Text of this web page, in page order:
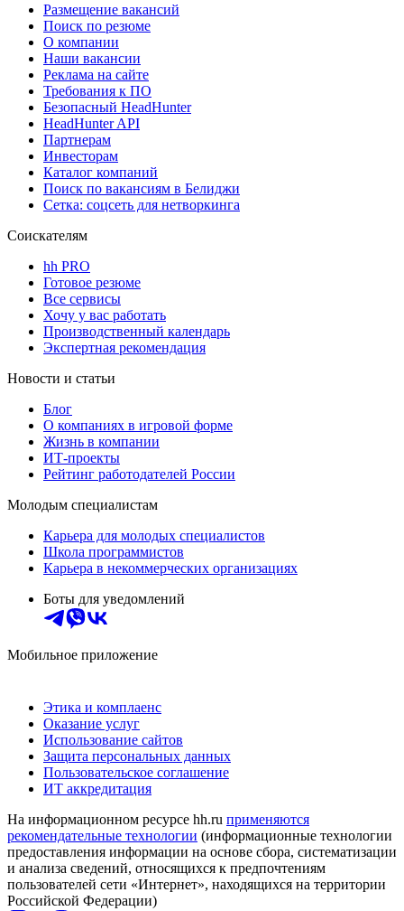
Размещение вакансий
Поиск по резюме
О компании
Наши вакансии
Реклама на сайте
Требования к ПО
Безопасный HeadHunter
HeadHunter API
Партнерам
Инвесторам
Каталог компаний
Поиск по вакансиям в Белиджи
Сетка: соцсеть для нетворкинга
Соискателям
hh PRO
Готовое резюме
Все сервисы
Хочу у вас работать
Производственный календарь
Экспертная рекомендация
Новости и статьи
Блог
О компаниях в игровой форме
Жизнь в компании
ИТ-проекты
Рейтинг работодателей России
Молодым специалистам
Карьера для молодых специалистов
Школа программистов
Карьера в некоммерческих организациях
Боты для уведомлений
Мобильное приложение
Этика и комплаенс
Оказание услуг
Использование сайтов
Защита персональных данных
Пользовательское соглашение
ИТ аккредитация
На информационном ресурсе hh.ru применяются
рекомендательные технологии (информационные технологии
предоставления информации на основе сбора, систематизации
и анализа сведений, относящихся к предпочтениям
пользователей сети «Интернет», находящихся на территории
Российской Федерации)